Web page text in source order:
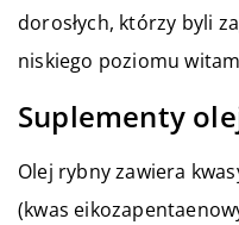
dorosłych, którzy byli
niskiego poziomu
Suplementy
Olej rybny zawiera
(kwas